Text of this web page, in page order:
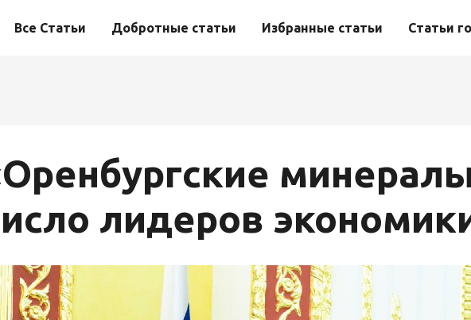
Все Статьи Добротные статьи Избранные статьи Статьи
лидеров